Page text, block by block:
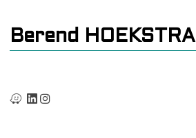
Berend HOEKSTRA